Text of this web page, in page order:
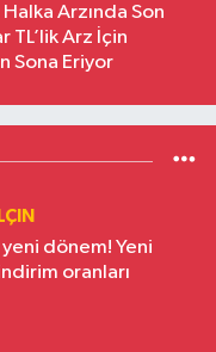
Arzında Son
TL’lik Arz İçin
Sona Eriyor
yeni dönem! Yeni
oranları